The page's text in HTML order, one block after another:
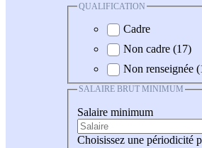
QUALIFICATION
Cadre
Non cadre (17)
Non renseignée
SALAIRE BRUT MINIMUM
Salaire minimum
Choisissez une périodicité